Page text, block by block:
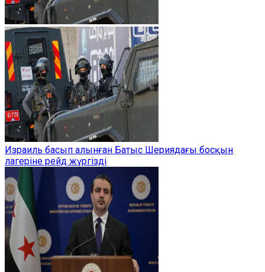
Израиль басып алынған Батыс Шериядағы босқын
лагеріне рейд жүргізді